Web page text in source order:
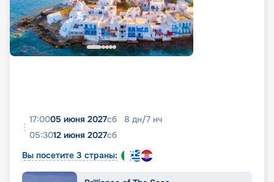
17:0005 июня 2027сб 8 дн/7 нч
05:3012 июня 2027сб
Вы посетите 3 страны: